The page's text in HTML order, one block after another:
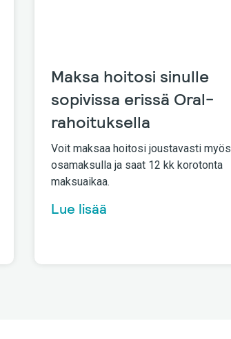
Maksa hoitosi sinulle
sopivissa erissä Oral-
rahoituksella
Voit maksaa hoitosi joustavasti myös
osamaksulla ja saat 12 kk korotonta
maksuaikaa.
Lue lisää